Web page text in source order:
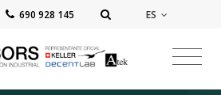
‭690 928 145‬ ES